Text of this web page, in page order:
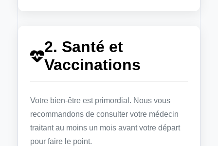
2. Santé et
Vaccinations
Votre bien-être est primordial. Nous vous
recommandons de consulter votre médecin
traitant au moins un mois avant votre départ
pour faire le point.